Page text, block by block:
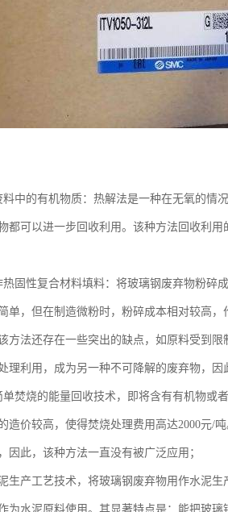
中的有机物质：热解法是一种在无氧的情
都可以进一步回收利用。该种方法回收利
固性复合材料填料：将玻璃钢废弃物粉碎
单，但在制造微粉时，粉碎成本相对较高
方法还存在一些突出的缺点，如原料受到
理利用，成为另一种不可降解的废弃物，因
焚烧的能量回收技术，即将含有有机物或
造价较高，使得焚烧处理费用高达2000元/
此，该种方法一直没有被广泛应用；
生产工艺技术，将玻璃钢废弃物用作水泥
为水泥原料使用。其显著特点是：能把玻